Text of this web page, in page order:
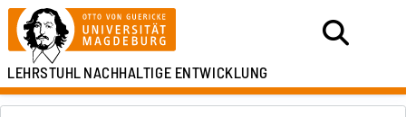
LEHRSTUHLNACHHALTIGE ENTWICKLUNG